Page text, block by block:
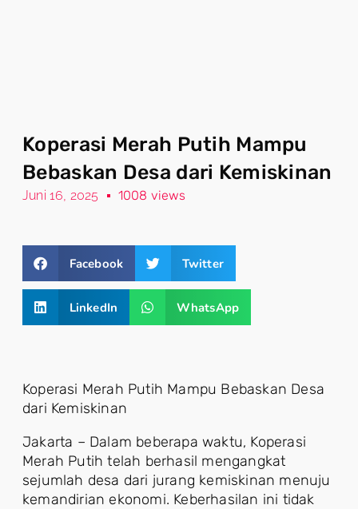
Koperasi Merah Putih Mampu
Bebaskan Desa dari Kemiskinan
Juni 16, 2025 1008 views
Facebook Twitter
LinkedIn WhatsApp
Koperasi Merah Putih Mampu Bebaskan Desa
dari Kemiskinan
Jakarta – Dalam beberapa waktu, Koperasi
Merah Putih telah berhasil mengangkat
sejumlah desa dari jurang kemiskinan menuju
kemandirian ekonomi. Keberhasilan ini tidak